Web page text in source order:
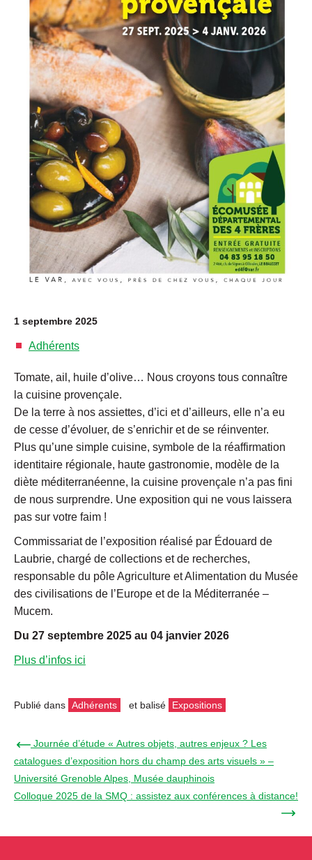
1 septembre 2025
Adhérents
Tomate, ail, huile d’olive… Nous croyons tous connaître
la cuisine provençale.
De la terre à nos assiettes, d’ici et d’ailleurs, elle n’a eu
de cesse d’évoluer, de s’enrichir et de se réinventer.
Plus qu’une simple cuisine, symbole de la réaffirmation
identitaire régionale, haute gastronomie, modèle de la
diète méditerranéenne, la cuisine provençale n’a pas fini
de nous surprendre. Une exposition qui ne vous laissera
pas sur votre faim !
Commissariat de l’exposition réalisé par Édouard de
Laubrie, chargé de collections et de recherches,
responsable du pôle Agriculture et Alimentation du Musée
des civilisations de l’Europe et de la Méditerranée –
Mucem.
Du 27 septembre 2025 au 04 janvier 2026
Plus d’infos ici
Publié dans Adhérents et balisé Expositions
← Journée d’étude « Autres objets, autres enjeux ? Les
catalogues d’exposition hors du champ des arts visuels » –
Université Grenoble Alpes, Musée dauphinois
Colloque 2025 de la SMQ : assistez aux conférences à distance!
→